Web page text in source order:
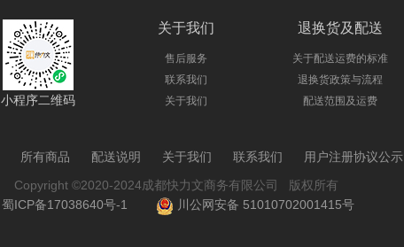
小程序二维码
关于我们
售后服务
联系我们
关于我们
退换货及配送
关于配送运费的标准
退换货政策与流程
配送范围及运费
所有商品 配送说明 关于我们 联系我们
用户注册协议公示
Copyright ©2020-2024成都快力文商务有限公司 版权所有
蜀ICP备17038640号-1
川公网安备 51010702001415号